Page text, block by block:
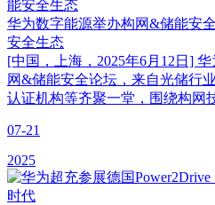
华为数字能源举办构网&储能安
安全生态
[中国，上海，2025年6月12日]
网&储能安全论坛，来自光储行
认证机构等齐聚一堂，围绕构网
07-21
2025